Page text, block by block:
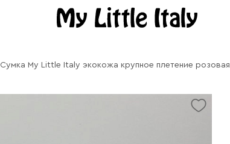
Сумка My Little Italy экокожа крупное плетение розовая